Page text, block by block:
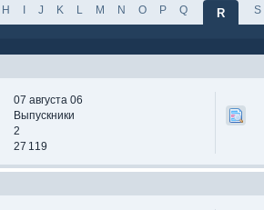
H I J K L M N O P Q R S
07 августа 06
Выпускники
2
27 119